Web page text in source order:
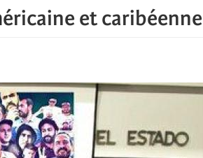
et caribéenne